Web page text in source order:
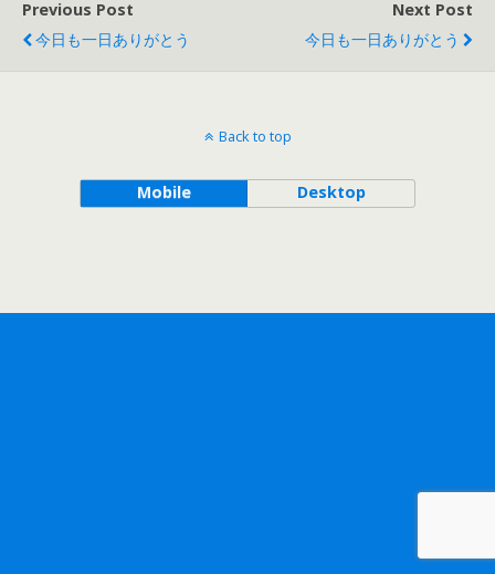
Previous Post
今日も一日ありがとう
Next Post
今日も一日ありがとう
Back to top
Mobile Desktop